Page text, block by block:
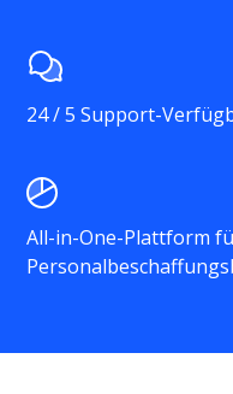
24 / 5 Support-
All-in-One-Plattform